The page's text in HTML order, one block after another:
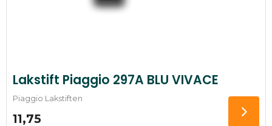
Lakstift Piaggio 297A BLU VIVACE
Piaggio Lakstiften
11,75